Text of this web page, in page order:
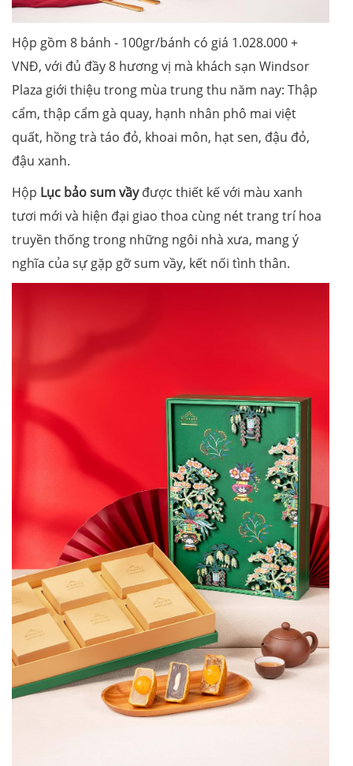
Hộp gồm 8 bánh - 100gr/bánh có giá 1.028.000 +
VNĐ, với đủ đầy 8 hương vị mà khách sạn Windsor
Plaza giới thiệu trong mùa trung thu năm nay: Thập
cẩm, thập cẩm gà quay, hạnh nhân phô mai việt
quất, hồng trà táo đỏ, khoai môn, hạt sen, đậu đỏ,
đậu xanh.
Hộp Lục bảo sum vầyđược thiết kế với màu xanh
tươi mới và hiện đại giao thoa cùng nét trang trí hoa
truyền thống trong những ngôi nhà xưa, mang ý
nghĩa của sự gặp gỡ sum vầy, kết nối tình thân.